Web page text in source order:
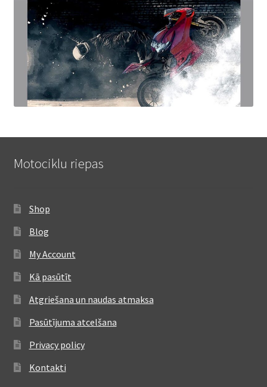
Motociklu riepas
Shop
Blog
My Account
Kā pasūtīt
Atgriešana un naudas atmaksa
Pasūtījuma atcelšana
Privacy policy
Kontakti